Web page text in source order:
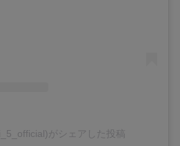
がシェアした投稿